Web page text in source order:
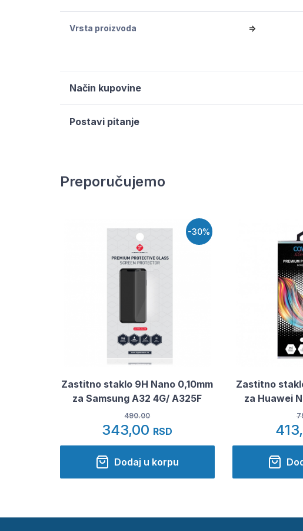
Vrsta proizvoda =>
Način kupovine
Postavi pitanje
Preporučujemo
-30%
Zastitno staklo 9H Nano 0,10mm
za Samsung A32 4G/ A325F
490.00
343,00 RSD
Dodaj u korpu
Zastitno
za Huawei